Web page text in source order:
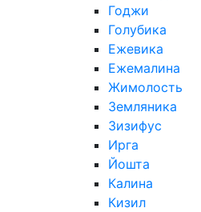
Годжи
Голубика
Ежевика
Ежемалина
Жимолость
Земляника
Зизифус
Ирга
Йошта
Калина
Кизил